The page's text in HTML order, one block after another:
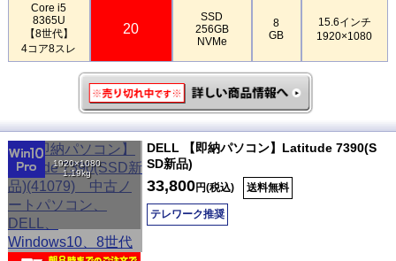
Core i5
8365U
【8世代】
4コア8スレ
20
SSD
256GB
NVMe
8
GB
15.6インチ
1920×1080
1920×1080
1.19kg
DELL 【即納パソコン】Latitude 7390(S
SD新品)
33,800円(税込) 送料無料
テレワーク推奨